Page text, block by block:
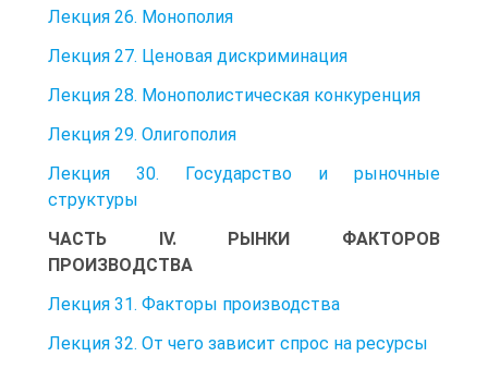
Лекция 26. Монополия
Лекция 27. Ценовая дискриминация
Лекция 28. Монополистическая конкуренция
Лекция 29. Олигополия
Лекция 30. Государство и рыночные
структуры
ЧАСТЬ IV. РЫНКИ ФАКТОРОВ
ПРОИЗВОДСТВА
Лекция 31. Факторы производства
Лекция 32. От чего зависит спрос на ресурсы